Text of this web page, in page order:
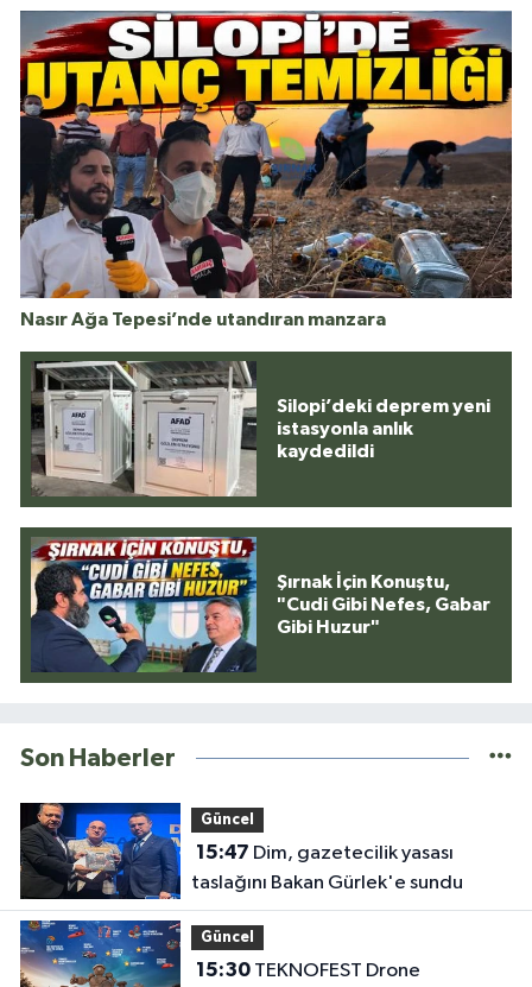
Nasır Ağa Tepesi’nde utandıran manzara
Silopi’deki deprem yeni
istasyonla anlık
kaydedildi
Şırnak İçin Konuştu,
"Cudi Gibi Nefes, Gabar
Gibi Huzur"
Son Haberler
Güncel
15:47
taslağını Bakan Gürlek'e sundu
Güncel
15:30TEKNOFEST Drone